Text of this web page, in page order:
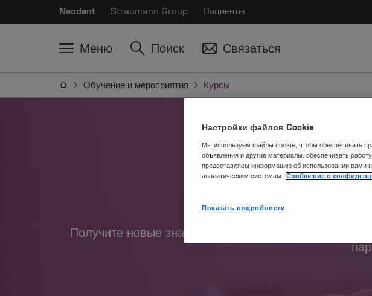
Neodent Straumann Group Пациенты
Меню Поиск Связаться
Обучение и мероприятия Курсы
Получите новые знания и усовершенствуйте свои
Настройки файлов Cookie
Мы используем файлы cookie, чтобы обеспечивать
объявления и другие материалы, обеспечивать
предоставляем информацию об использовании вами
аналитическим системам.
Сообщение о
Показать подробности